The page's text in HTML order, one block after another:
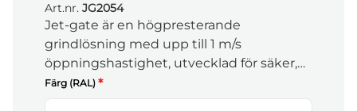
Art.nr. JG2054
Jet-gate är en högpresterande
grindlösning med upp till 1 m/s
öppningshastighet, utvecklad för säker,
snabb och driftsäker passage i krävande
miljöer. Öppna/stäng, sätt scheman och få
Färg (RAL) *